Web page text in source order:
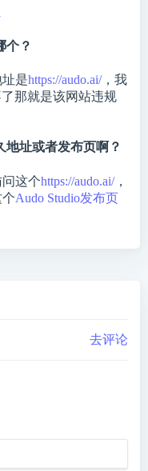
个？
是https://audo.ai/，我
那就是该网站违规
地址或者发布页啊？
这个https://audo.ai/，
Audo Studio发布页
去评论